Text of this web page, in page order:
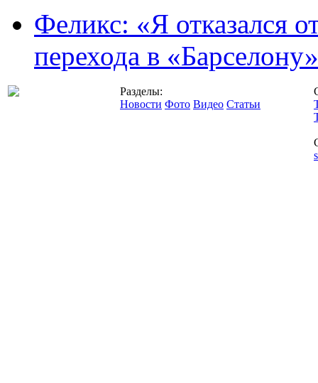
Феликс: «Я отказался
перехода в «Барселону»
Разделы:
Новости Фото Видео Статьи